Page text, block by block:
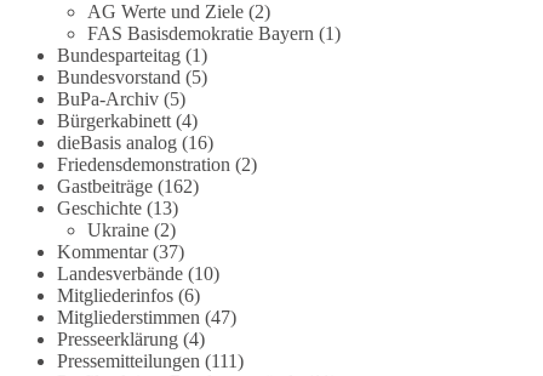
❓Und wer übernimmt die Verantwortung für die
massiven Folgen für Kinder, Familien,
Unternehmen und das Vertrauen in unseren
Rechtsstaat?
🟩🟩🟦🟦🟥🟥🟧🟧
Eine demokratische Gesellschaft lebt nicht davon,
unbequeme Fragen zu vermeiden. Sie lebt davon,
Fragen offen zu stellen und transparent zu
beantworten.
dieBasis fordert deshalb weiterhin eine
unabhängige, vollständige und transparente
AG Werte und Ziele(2)
FAS Basisdemokratie Bayern (1)
Bundesparteitag(1)
Bundesvorstand (5)
BuPa-Archiv(5)
Bürgerkabinett(4)
dieBasis analog(16)
Friedensdemonstration (2)
Gastbeiträge(162)
Geschichte(13)
Ukraine(2)
Kommentar(37)
Landesverbände(10)
Mitgliederinfos(6)
Mitgliederstimmen (47)
Presseerklärung(4)
Pressemitteilungen (111)